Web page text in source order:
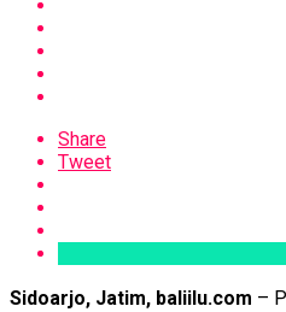
Share
Tweet
Sidoarjo, Jatim, baliilu.com –